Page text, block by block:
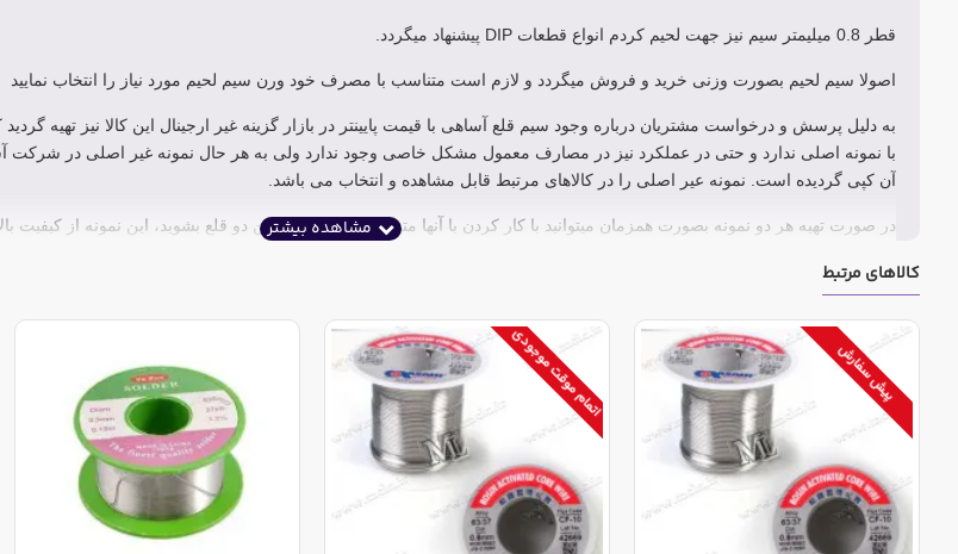
قطر 0.8 میلیمتر سیم نیز جهت لحیم کردم انواع قطعات DIP پیشنهاد میگردد.
اصولا سیم لحیم بصورت وزنی خرید و فروش میگردد و لازم است متناسب با مصرف خود ورن سیم لحیم مورد نیاز را انتخاب نمایید
به دلیل پرسش و درخواست مشتریان درباره وجود سیم قلع آساهی با قیمت پایینتر در بازار گزینه غیر ارجینال این کالا نیز تهیه
با نمونه اصلی ندارد و حتی در عملکرد نیز در مصارف معمول مشکل خاصی وجود ندارد ولی به هر حال نمونه غیر اصلی در
آن کپی گردیده است. نمونه عیر اصلی را در کالاهای مرتبط قابل مشاهده و انتخاب می باشد.
در صورت تهیه هر دو نمونه بصورت همزمان میتوانید با کار کردن با آنها متوجه تفاوت کیفیت این دو قلع بشوید، این نمونه از کیفیت
کالاهای مرتبط
پیش سفارش اتمام موقت موجودی